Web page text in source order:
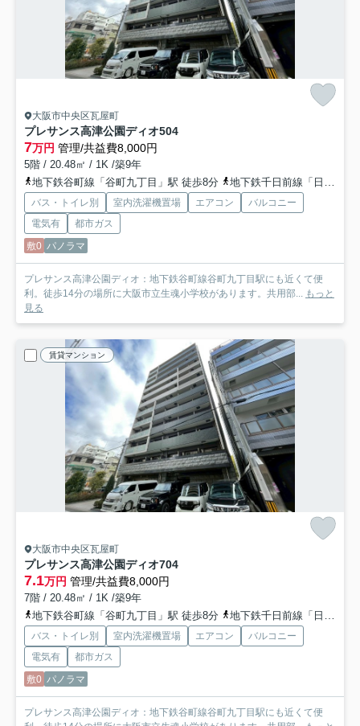
大阪市中央区瓦屋町
プレサンス高津公園ディオ504
7万円 管理/共益費8,000円
5階 / 20.48㎡ / 1K /築9年
地下鉄谷町線「谷町九丁目」駅 徒歩8分
地下鉄千日前線「日本橋」駅 徒歩11分
バス・トイレ別 室内洗濯機置場 エアコン
バルコニー
電気有
都市ガス
敷0 パノラマ
プレサンス高津公園ディオ：地下鉄谷町線谷町九丁目駅にも近くて便
利。徒歩14分の場所に大阪市立生魂小学校があります。共用部... もっと
見る
賃貸マンション
大阪市中央区瓦屋町
プレサンス高津公園ディオ704
7.1万円 管理/共益費8,000円
7階 / 20.48㎡ / 1K /築9年
地下鉄谷町線「谷町九丁目」駅 徒歩8分
地下鉄千日前線「日本橋」駅 徒歩11分
バス・トイレ別 室内洗濯機置場 エアコン
バルコニー
電気有
都市ガス
敷0 パノラマ
プレサンス高津公園ディオ：地下鉄谷町線谷町九丁目駅にも近くて便